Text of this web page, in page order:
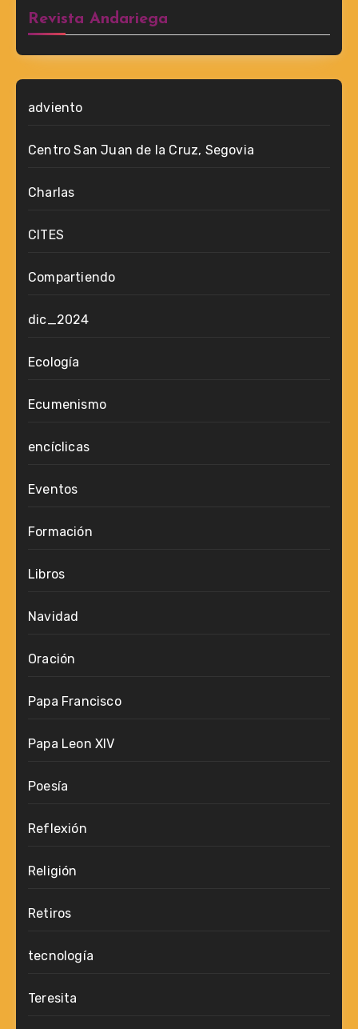
Revista Andariega
adviento
Centro San Juan de la Cruz, Segovia
Charlas
CITES
Compartiendo
dic_2024
Ecología
Ecumenismo
encíclicas
Eventos
Formación
Libros
Navidad
Oración
Papa Francisco
Papa Leon XIV
Poesía
Reflexión
Religión
Retiros
tecnología
Teresita